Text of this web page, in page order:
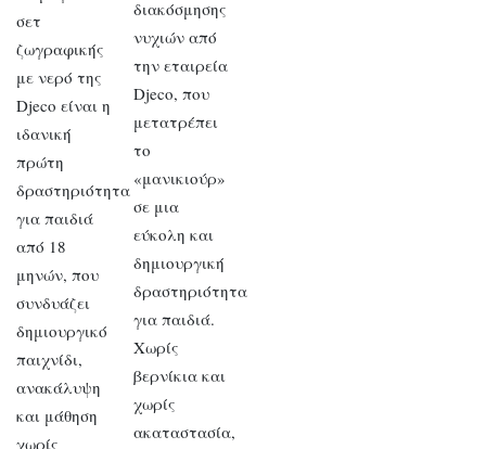
σετ
ζωγραφικής
με νερό της
Djeco είναι η
ιδανική
πρώτη
δραστηριότητα
για παιδιά
από 18
μηνών, που
συνδυάζει
δημιουργικό
παιχνίδι,
ανακάλυψη
και μάθηση
χωρίς
διακόσμησης
νυχιών από
την εταιρεία
Djeco, που
μετατρέπει
το
«μανικιούρ»
σε μια
εύκολη και
δημιουργική
δραστηριότητα
για παιδιά.
Χωρίς
βερνίκια και
χωρίς
ακαταστασία,